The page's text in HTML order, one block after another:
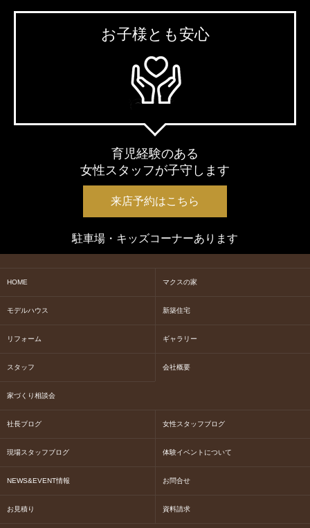
お子様とも安心
育児経験のある
女性スタッフが子守します
来店予約はこちら
駐車場・キッズコーナーあります
HOME マクスの家
モデルハウス 新築住宅
リフォーム ギャラリー
スタッフ 会社概要
家づくり相談会
社長ブログ 女性スタッフブログ
現場スタッフブログ 体験イベントについて
NEWS&EVENT情報 お問合せ
お見積り 資料請求